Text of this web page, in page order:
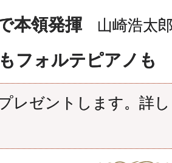
本領発揮 山崎浩太
フォルテピアノも
レゼントします。詳